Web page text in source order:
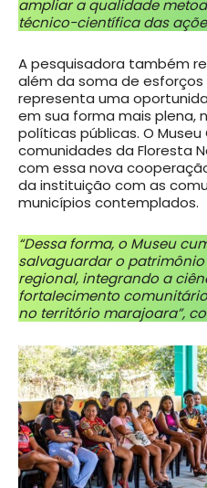
ampliar a qualidade
técnico-científica das
A pesquisadora também
além da soma de
representa uma
em sua forma mais plena,
políticas públicas. O
comunidades da Floresta
com essa nova
da instituição com as
municípios contemplados.
“Dessa forma, o Museu
salvaguardar o
regional, integrando a
fortalecimento
no território marajoara”,